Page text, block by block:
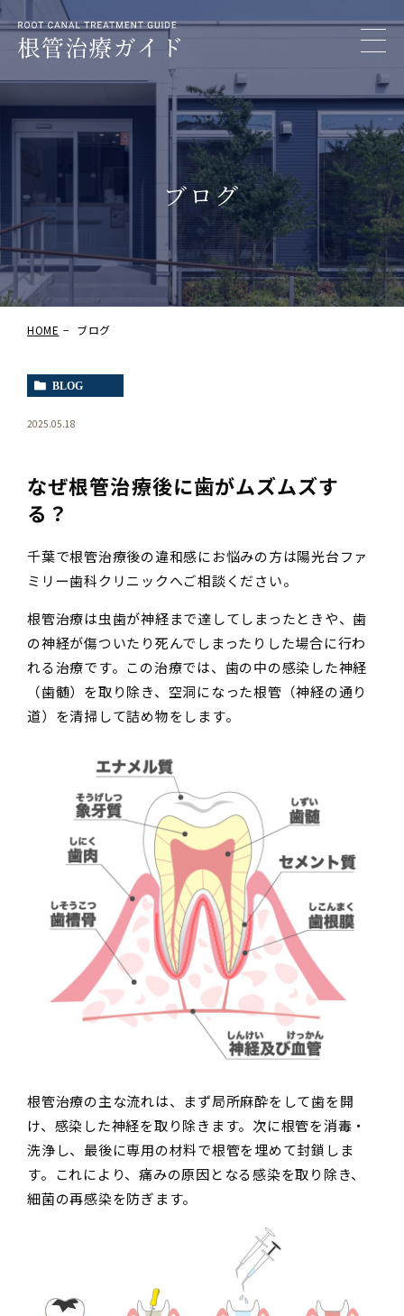
ブログ
HOME ブログ
BLOG
2025.05.18
なぜ根管治療後に歯がムズムズす
る？
千葉で根管治療後の違和感にお悩みの方は陽光台ファ
ミリー歯科クリニックへご相談ください。
根管治療は虫歯が神経まで達してしまったときや、歯
の神経が傷ついたり死んでしまったりした場合に行わ
れる治療です。この治療では、歯の中の感染した神経
（歯髄）を取り除き、空洞になった根管（神経の通り
道）を清掃して詰め物をします。
根管治療の主な流れは、まず局所麻酔をして歯を開
け、感染した神経を取り除きます。次に根管を消毒・
洗浄し、最後に専用の材料で根管を埋めて封鎖しま
す。これにより、痛みの原因となる感染を取り除き、
細菌の再感染を防ぎます。